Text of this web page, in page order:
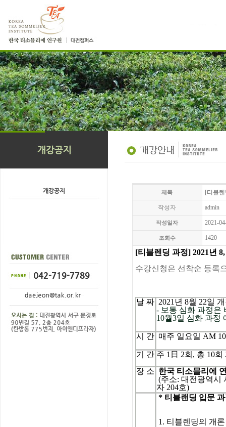
제목 [티블
작성자 admin
작성일자 2021-
조회수 1420
[티블렌딩 과정] 2021년
수강신청은 선착순 등록
날 짜 2021 년 8월 22일
- 보통 심화 과정은
10월3일 심화 과정
시 간 매주 일요일 AM
기 간 주 1 日 2회 , 총 10회
장 소 한국 티소믈리에
(주소: 대전광역시
자 204호)
* 티블랜딩 입문
1. 티블렌딩의 개론